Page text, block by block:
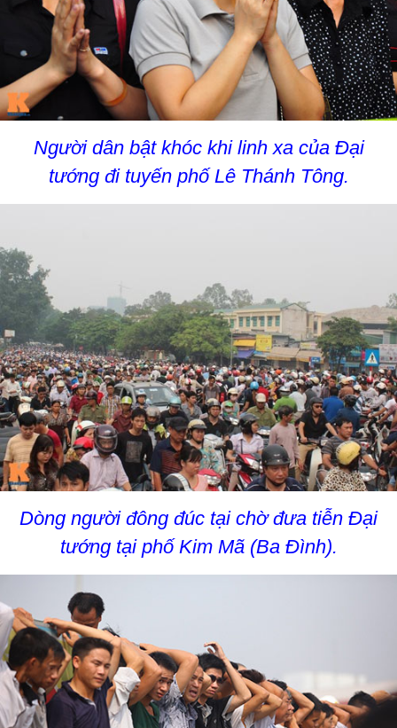
Người dân bật khóc khi linh xa của Đại
tướng đi tuyến phố Lê Thánh Tông.
Dòng người đông đúc tại chờ đưa tiễn Đại
tướng tại phố Kim Mã (Ba Đình).